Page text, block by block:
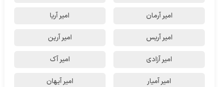
امیر آرمان امیر آریا
امیر آریس امیر آرین
امیر آزادی امیر آک
امیر آمیار امیر آیهان